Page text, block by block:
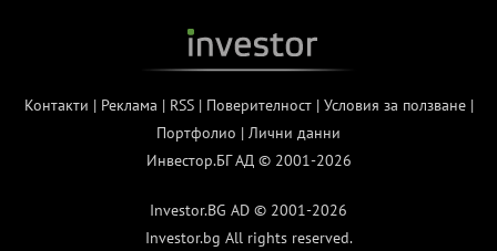
Контакти | Реклама | RSS| Поверителност| Условия за ползване|
Портфолио | Лични данни
Инвестор.БГ АД © 2001-2026
Investor.BG AD © 2001-2026
Investor.bg All rights reserved.